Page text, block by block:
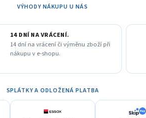
A
VÝHODY NÁKUPU U NÁS
14 DNÍ NA VRÁCENÍ.
14 dní na vrácení či výměnu zboží při
nákupu v e-shopu.
SPLÁTKY A ODLOŽENÁ PLATBA